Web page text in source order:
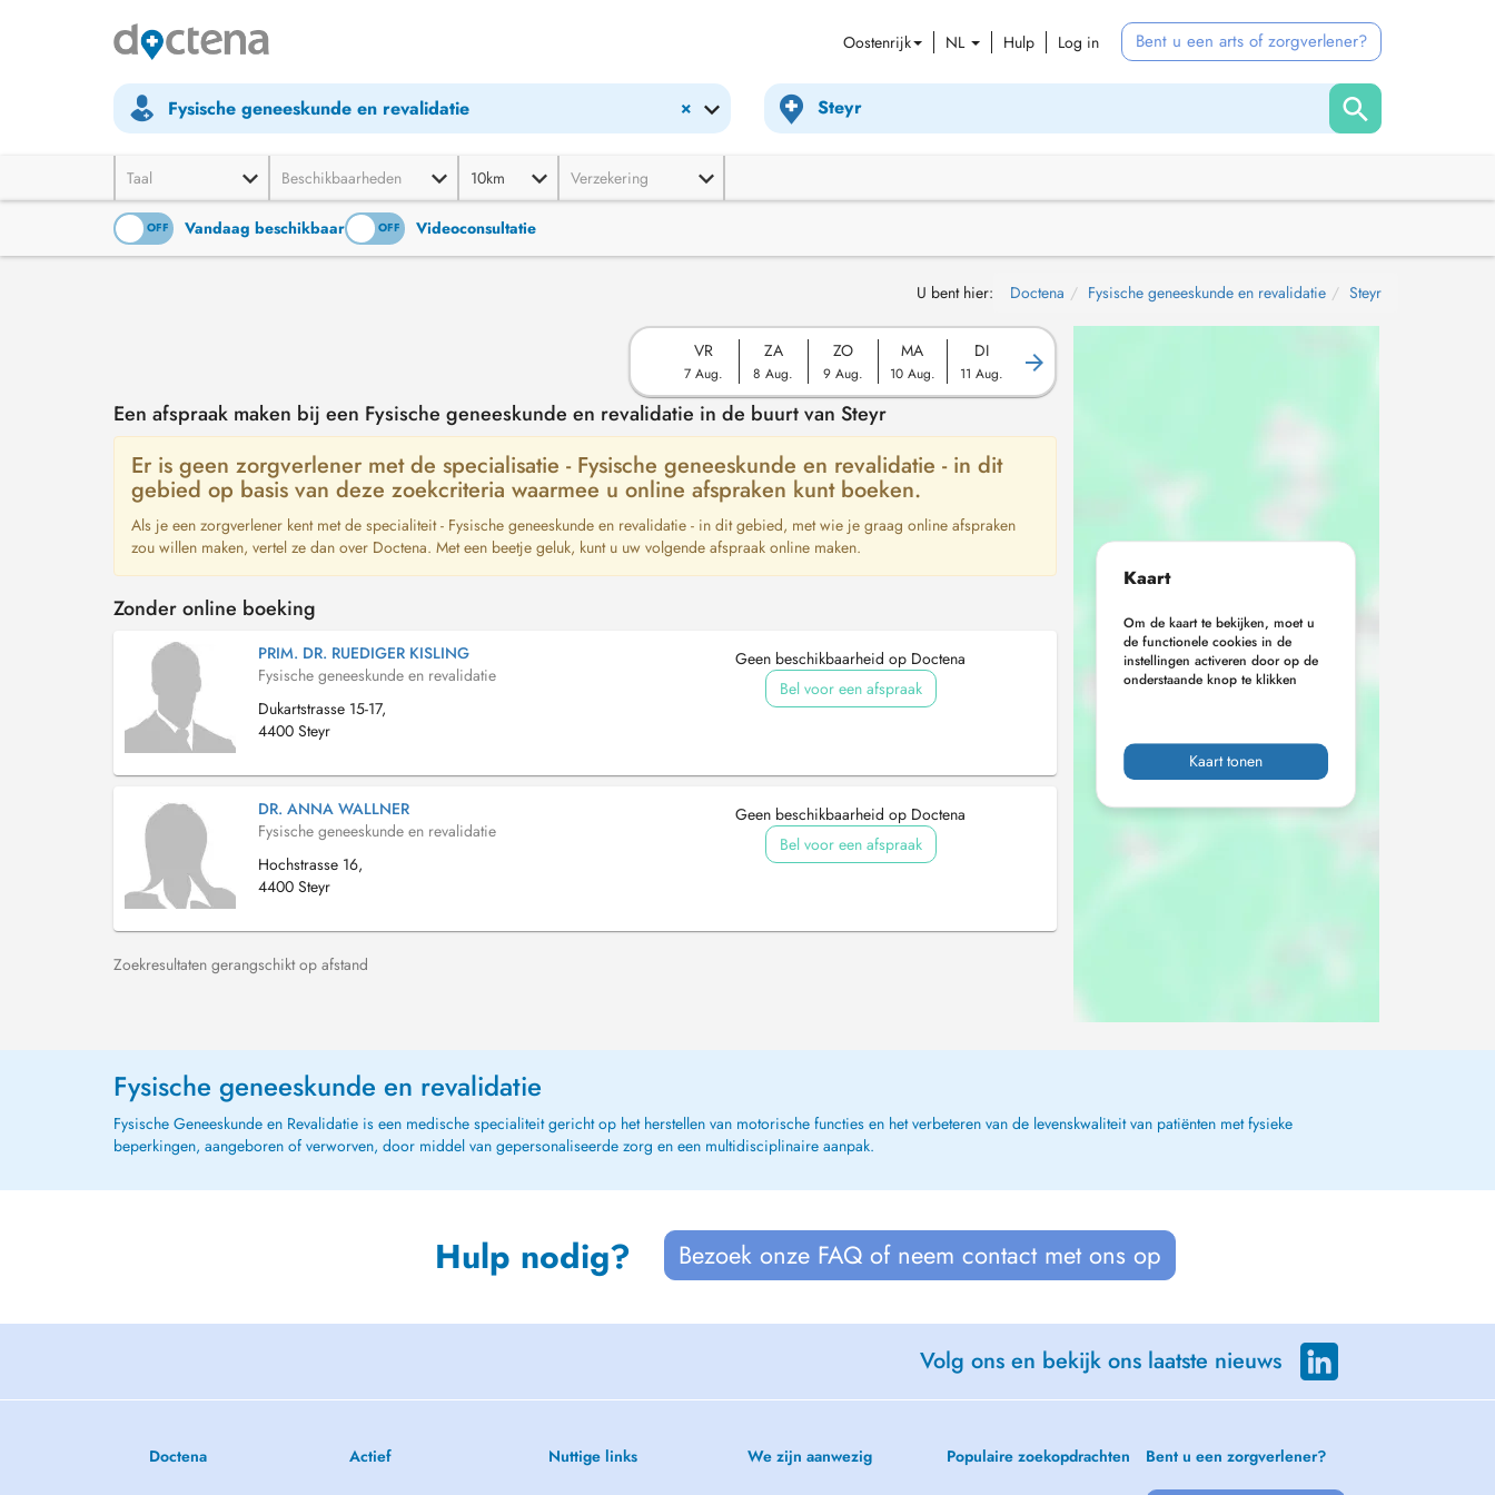
Oostenrijk NL Hulp Log in Bent u een arts of zorgverlener?
×
Fysische geneeskunde en revalidatie
Taal Beschikbaarheden 10km Verzekering
OFF Vandaag beschikbaar
ON OFF Videoconsultatie
U bent hier: Doctena Fysische geneeskunde en revalidatie Steyr
VR
7 Aug.
ZA
8 Aug.
ZO
9 Aug.
MA
10 Aug.
DI
11 Aug.
Een afspraak maken bij een Fysische geneeskunde en revalidatie in de buurt van Steyr
Er is geen zorgverlener met de specialisatie - Fysische geneeskunde en revalidatie - in dit
gebied op basis van deze zoekcriteria waarmee u online afspraken kunt boeken.
Als je een zorgverlener kent met de specialiteit - Fysische geneeskunde en revalidatie - in dit gebied, met wie je graag online afspraken
zou willen maken, vertel ze dan over Doctena. Met een beetje geluk, kunt u uw volgende afspraak online maken.
Zonder online boeking
PRIM. DR. RUEDIGER KISLING
Fysische geneeskunde en revalidatie
Dukartstrasse 15-17,
4400 Steyr
Geen beschikbaarheid op Doctena
Bel voor een afspraak
DR. ANNA WALLNER
Fysische geneeskunde en revalidatie
Hochstrasse 16,
4400 Steyr
Geen beschikbaarheid op Doctena
Bel voor een afspraak
Zoekresultaten gerangschikt op afstand
Kaart
Om de kaart te bekijken, moet u
de functionele cookies in de
instellingen activeren door op de
onderstaande knop te klikken
Kaart tonen
Fysische geneeskunde en revalidatie
Fysische Geneeskunde en Revalidatie is een medische specialiteit gericht op het herstellen van motorische functies en het verbeteren van de levenskwaliteit van patiënten met fysieke
beperkingen, aangeboren of verworven, door middel van gepersonaliseerde zorg en een multidisciplinaire aanpak.
Hulp nodig? Bezoek onze FAQ of neem contact met ons op
Volg ons en bekijk ons laatste nieuws
Doctena Actief Nuttige links We zijn aanwezig Populaire zoekopdrachten Bent u een zorgverlener?